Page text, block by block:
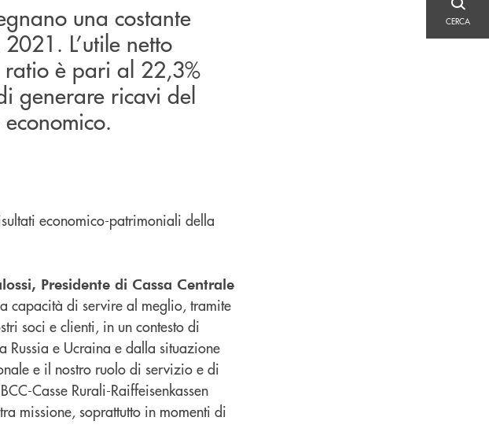
CERCA
una costante
L’utile netto
ratio è pari al 22,3%
generare ricavi del
economico-patrimoniali della
Presidente di Cassa Centrale
capacità di servire al meglio, tramite
soci e clienti, in un contesto di
Russia e Ucraina e dalla situazione
e il nostro ruolo di servizio e di
Casse Rurali-Raiffeisenkassen
missione, soprattutto in momenti di